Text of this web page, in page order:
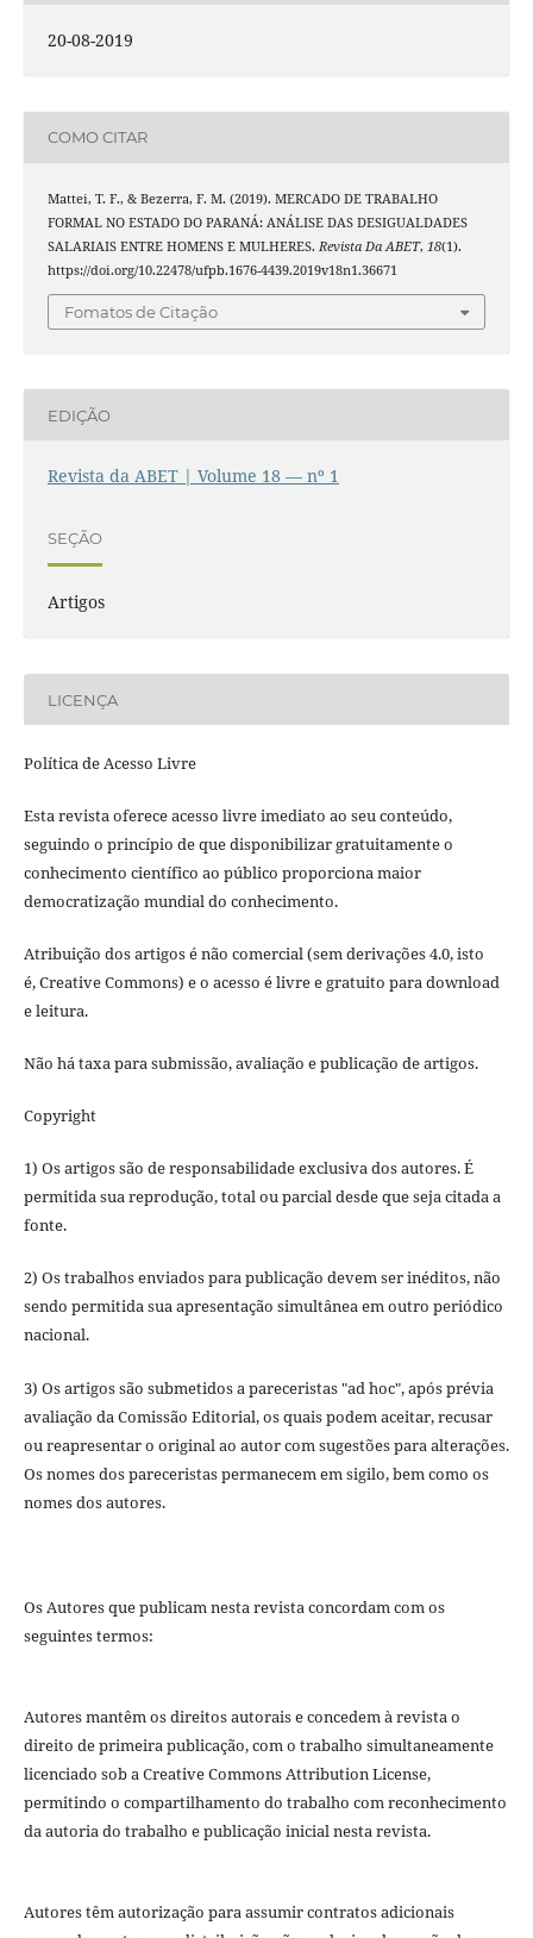
20-08-2019
COMO CITAR
Mattei, T. F., & Bezerra, F. M. (2019). MERCADO DE TRABALHO
FORMAL NO ESTADO DO PARANÁ: ANÁLISE DAS DESIGUALDADES
SALARIAIS ENTRE HOMENS E MULHERES. Revista Da ABET, 18(1).
https://doi.org/10.22478/ufpb.1676-4439.2019v18n1.36671
Fomatos de Citação
EDIÇÃO
Revista da ABET | Volume 18 — nº 1
SEÇÃO
Artigos
LICENÇA
Política de Acesso Livre
Esta revista oferece acesso livre imediato ao seu conteúdo,
seguindo o princípio de que disponibilizar gratuitamente o
conhecimento científico ao público proporciona maior
democratização mundial do conhecimento.
Atribuição dos artigos é não comercial (sem derivações 4.0, isto
é, Creative Commons) e o acesso é livre e gratuito para download
e leitura.
Não há taxa para submissão, avaliação e publicação de artigos.
Copyright
1) Os artigos são de responsabilidade exclusiva dos autores. É
permitida sua reprodução, total ou parcial desde que seja citada a
fonte.
2) Os trabalhos enviados para publicação devem ser inéditos, não
sendo permitida sua apresentação simultânea em outro periódico
nacional.
3) Os artigos são submetidos a pareceristas "ad hoc", após prévia
avaliação da Comissão Editorial, os quais podem aceitar, recusar
ou reapresentar o original ao autor com sugestões para alterações.
Os nomes dos pareceristas permanecem em sigilo, bem como os
nomes dos autores.
Os Autores que publicam nesta revista concordam com os
seguintes termos:
Autores mantêm os direitos autorais e concedem à revista o
direito de primeira publicação, com o trabalho simultaneamente
licenciado sob a Creative Commons Attribution License,
permitindo o compartilhamento do trabalho com reconhecimento
da autoria do trabalho e publicação inicial nesta revista.
Autores têm autorização para assumir contratos adicionais